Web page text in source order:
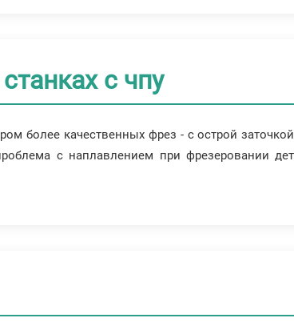
с чпу
более качественных фрез - с острой
с наплавлением при фрезеровании